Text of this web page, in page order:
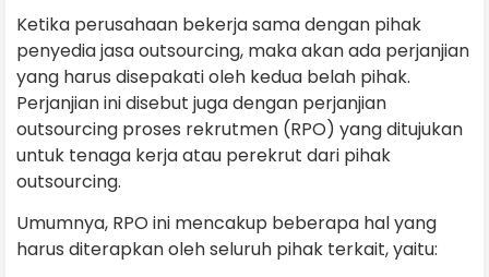
Ketika perusahaan bekerja sama dengan pihak
penyedia jasa outsourcing, maka akan ada perjanjian
yang harus disepakati oleh kedua belah pihak.
Perjanjian ini disebut juga dengan perjanjian
outsourcing proses rekrutmen (RPO) yang ditujukan
untuk tenaga kerja atau perekrut dari pihak
outsourcing.
Umumnya, RPO ini mencakup beberapa hal yang
harus diterapkan oleh seluruh pihak terkait, yaitu: